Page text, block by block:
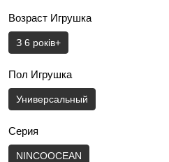
Возраст Игрушка
З 6 років+
Пол Игрушка
Универсальный
Серия
NINCOOCEAN